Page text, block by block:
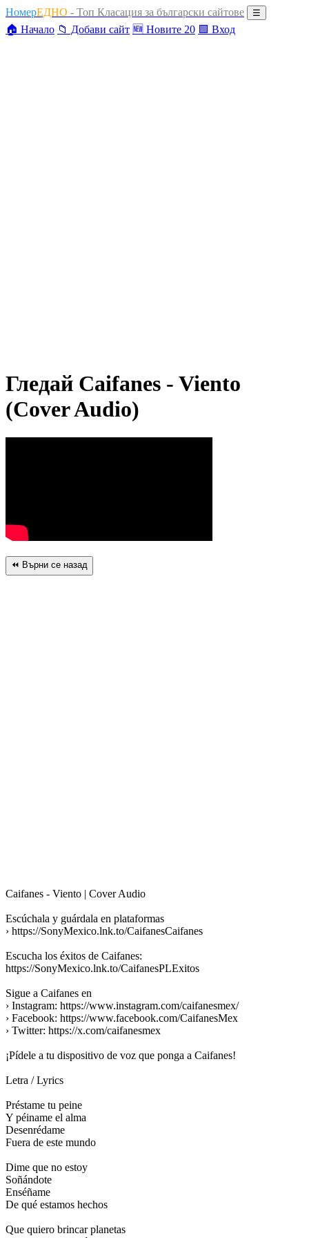
НомерЕДНО - Топ Класация за български сайтове ☰
🏠 Начало 📁 Добави сайт 🆕 Новите 20 🟩 Вход
Гледай Caifanes - Viento
(Cover Audio)
⏪ Върни се назад
Caifanes - Viento | Cover Audio
Escúchala y guárdala en plataformas
› https://SonyMexico.lnk.to/CaifanesCaifanes
Escucha los éxitos de Caifanes:
https://SonyMexico.lnk.to/CaifanesPLExitos
Sigue a Caifanes en
› Instagram: https://www.instagram.com/caifanesmex/
› Facebook: https://www.facebook.com/CaifanesMex
› Twitter: https://x.com/caifanesmex
¡Pídele a tu dispositivo de voz que ponga a Caifanes!
Letra / Lyrics
Préstame tu peine
Y péiname el alma
Desenrédame
Fuera de este mundo
Dime que no estoy
Soñándote
Enséñame
De qué estamos hechos
Que quiero brincar planetas